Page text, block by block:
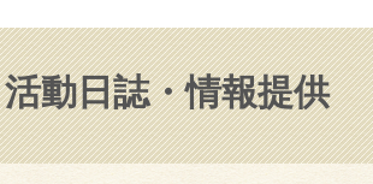
活動日誌・情報提供